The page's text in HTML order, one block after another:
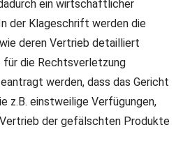
ein wirtschaftlicher
der Klageschrift werden die
deren Vertrieb detailliert
für die Rechtsverletzung
werden, dass das Gericht
z.B. einstweilige Verfügungen,
der gefälschten Produkte